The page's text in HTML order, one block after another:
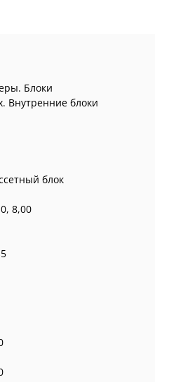
Блоки
Внутренние блоки
блок
7,10, 8,00